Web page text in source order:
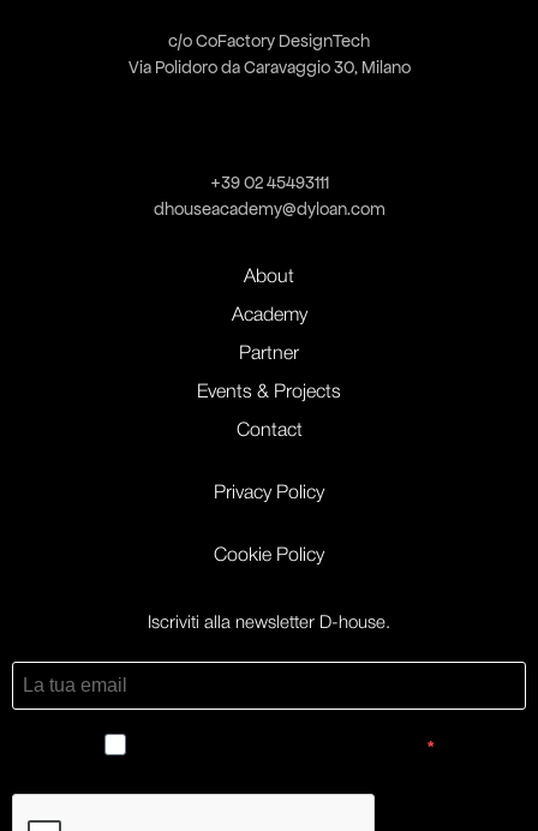
c/o CoFactory DesignTech
Via Polidoro da Caravaggio 30, Milano
+39 02 45493111
dhouseacademy@dyloan.com
About
Academy
Partner
Events & Projects
Contact
Privacy Policy
Cookie Policy
Iscriviti alla newsletter D-house.